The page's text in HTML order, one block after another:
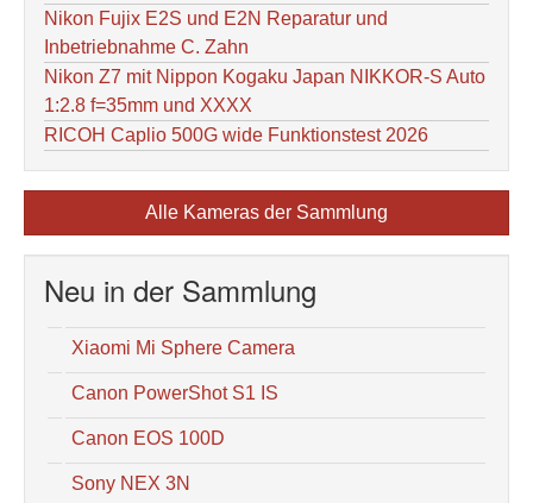
Nikon Fujix E2S und E2N Reparatur und
Inbetriebnahme C. Zahn
Nikon Z7 mit Nippon Kogaku Japan NIKKOR-S Auto
1:2.8 f=35mm und XXXX
RICOH Caplio 500G wide Funktionstest 2026
Alle Kameras der Sammlung
Neu in der Sammlung
Xiaomi Mi Sphere Camera
Canon PowerShot S1 IS
Canon EOS 100D
Sony NEX 3N